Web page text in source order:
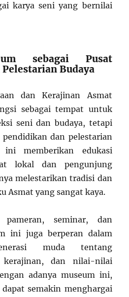
karya seni yang bernilai
sebagai Pusat
Budaya
dan Kerajinan Asmat
sebagai tempat untuk
seni dan budaya, tetapi
pendidikan dan pelestarian
ini memberikan edukasi
lokal dan pengunjung
melestarikan tradisi dan
Asmat yang sangat kaya.
pameran, seminar, dan
ini juga berperan dalam
muda tentang
kerajinan, dan nilai-nilai
adanya museum ini,
semakin menghargai